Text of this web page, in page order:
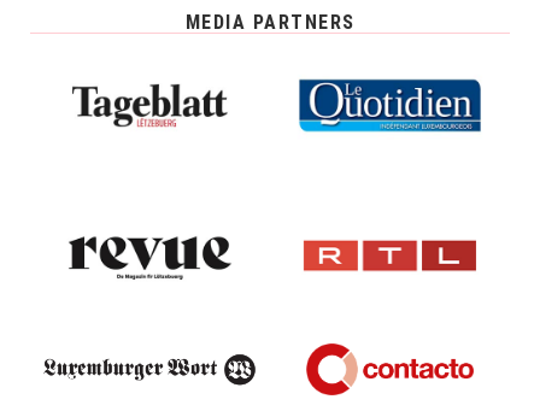
MEDIA PARTNERS